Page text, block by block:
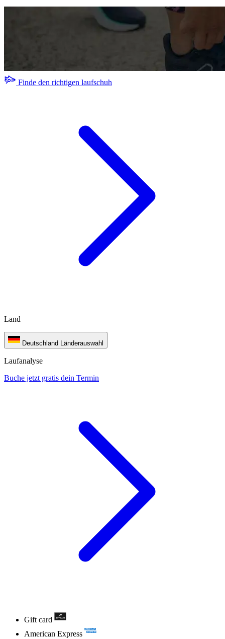
Finde den richtigen laufschuh
Land
Deutschland Länderauswahl
Laufanalyse
Buche jetzt gratis dein Termin
Gift card
American Express